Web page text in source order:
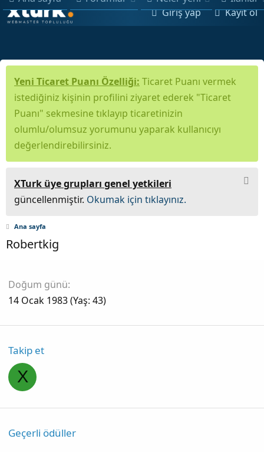
Giriş yap Kayıt ol
Yeni Ticaret Puanı Özelliği: Ticaret Puanı vermek
istediğiniz kişinin profilini ziyaret ederek "Ticaret
Puanı" sekmesine tıklayıp ticaretinizin
olumlu/olumsuz yorumunu yaparak kullanıcıyı
değerlendirebilirsiniz.
XTurk üye grupları genel yetkileri
güncellenmiştir. Okumak için tıklayınız.
Ana sayfa
Robertkig
Doğum günü
14 Ocak 1983 (Yaş: 43)
Takip et
X
Geçerli ödüller